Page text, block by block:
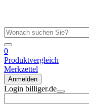
0
Produktvergleich
Merkzettel
Anmelden
Login billiger.de